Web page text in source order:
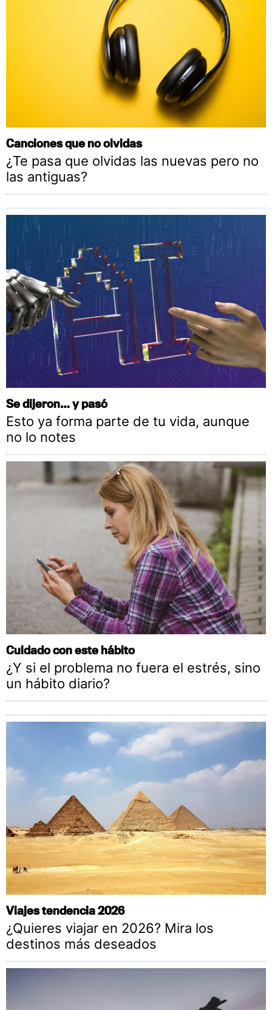
Canciones que no olvidas
¿Te pasa que olvidas las nuevas pero no
las antiguas?
Se dijeron… y pasó
Esto ya forma parte de tu vida, aunque
no lo notes
Cuidado con este hábito
¿Y si el problema no fuera el estrés, sino
un hábito diario?
Viajes tendencia 2026
¿Quieres viajar en 2026? Mira los
destinos más deseados